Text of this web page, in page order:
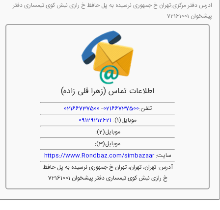
ادرس دفتر مرکزی:تهران خ جمهوری نرسیده به پل حافظ خ رازی نبش کوی تیمساری دفتر
پیشخوان 72161001
اطلاعات تماس (زهرا قلی زاده)
تلفن:02166737500
-
02166737500
موبایل(1):
09129212621
موبایل(2):
موبایل(3):
سایت:https://www.Rondbaz.com/simbazaar
آدرس: تهران، تهران، تهران خ جمهوری نرسیده به پل حافظ
خ رازی نبش کوی تیمساری دفتر پیشخوان 72161001